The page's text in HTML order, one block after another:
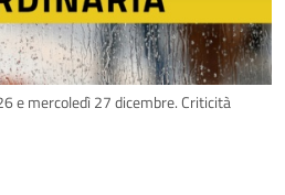
e mercoledì 27 dicembre. Criticità